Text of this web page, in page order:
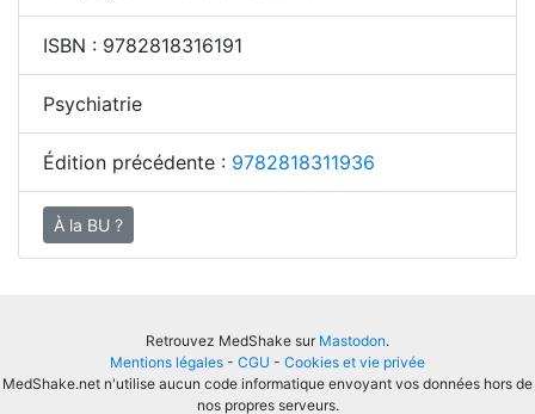
ISBN : 9782818316191
Psychiatrie
Édition précédente : 9782818311936
À la BU ?
Retrouvez MedShake sur Mastodon.
Mentions légales - CGU - Cookies et vie privée
MedShake.net n'utilise aucun code informatique envoyant vos données hors de
nos propres serveurs.